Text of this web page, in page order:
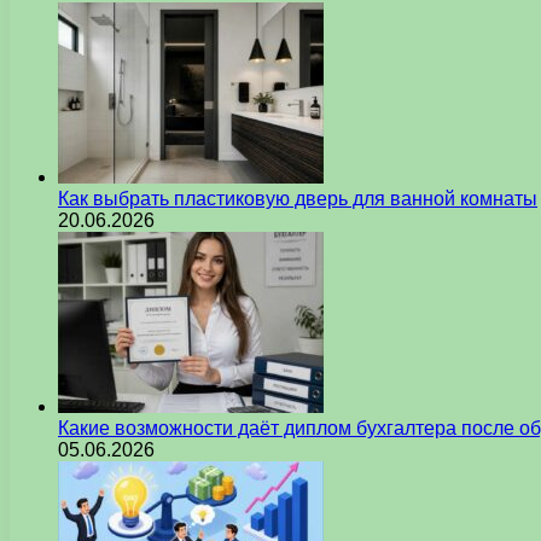
Как выбрать пластиковую дверь для ванной комнаты
20.06.2026
Какие возможности даёт диплом бухгалтера после
05.06.2026